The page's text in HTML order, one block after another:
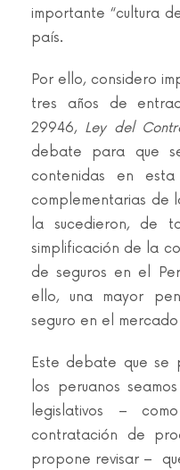
importante “cultura
país.
Por ello, considero
tres años de
29946, Ley del
debate para que
contenidas en
complementarias de
la sucedieron, de
simplificación de la
de seguros en el
ello, una mayor
seguro en el
Este debate que se
los peruanos
legislativos –
contratación de
propone revisar –